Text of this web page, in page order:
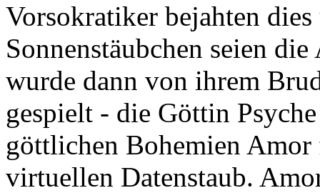
Vorsokratiker bejahten
Sonnenstäubchen seien
wurde dann von ihrem
gespielt - die Göttin
göttlichen Bohemien
virtuellen Datenstaub.